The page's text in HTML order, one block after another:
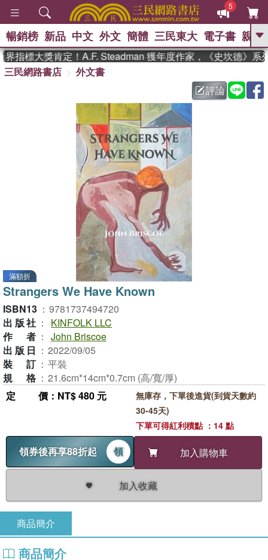
5
GO
父親節 、 如果歷
暑期推薦 、 國際布克
獎 臺灣漫遊錄 、
登輝時代 、 數學女孩：黎曼猜想
偉大的迷走神經
暢銷榜 新品 中文 外文 簡體 三民東大 電子書 親子
指標大獎肯定！A.F. Steadman 獲年度作家，《史坎德》系
三民網路書店
外文書
評論
滿額折
Strangers We Have Known
ISBN13 ： 9781737494720
出版社 ：
KINFOLK LLC
作者 ： John Briscoe
出版日 ： 2022/09/05
裝訂 ： 平裝
規格 ： 21.6cm*14cm*0.7cm (高/寬/厚)
定價 ：NT$ 480 元
領券後再享88折起 領 加入購物車
加入收藏
無庫存，下單後進貨(到貨天數約
30-45天)
下單可得紅利積點 ：14 點
商品簡介
商品簡介